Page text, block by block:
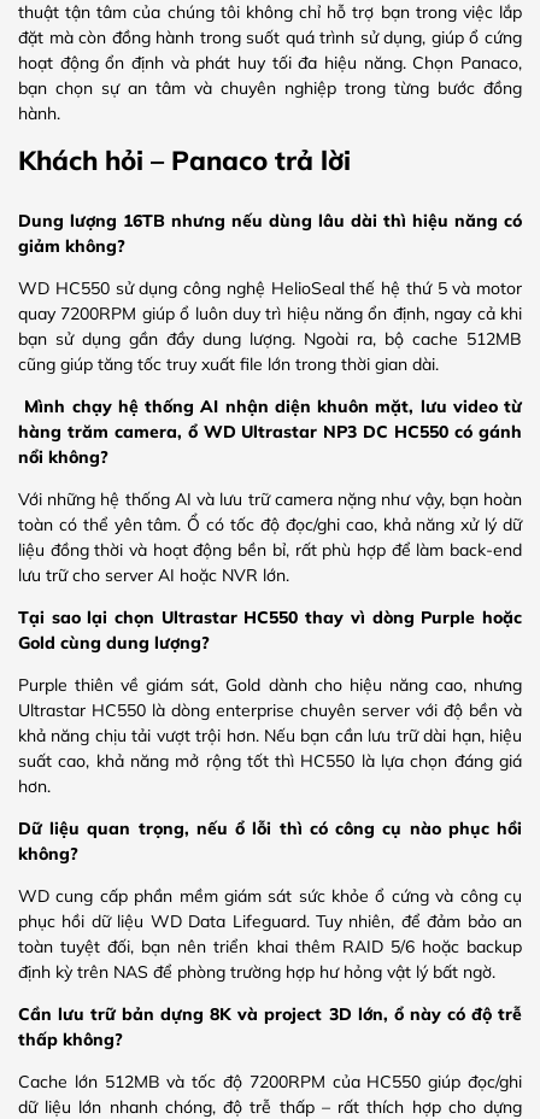
thuật tận tâm của chúng tôi không chỉ hỗ trợ bạn trong việc lắp
đặt mà còn đồng hành trong suốt quá trình sử dụng, giúp ổ cứng
hoạt động ổn định và phát huy tối đa hiệu năng. Chọn Panaco,
bạn chọn sự an tâm và chuyên nghiệp trong từng bước đồng
hành.
Khách hỏi – Panaco trả lời
Dung lượng 16TB nhưng nếu dùng lâu dài thì hiệu năng có
giảm không?
WD HC550 sử dụng công nghệ HelioSeal thế hệ thứ 5 và motor
quay 7200RPM giúp ổ luôn duy trì hiệu năng ổn định, ngay cả khi
bạn sử dụng gần đầy dung lượng. Ngoài ra, bộ cache 512MB
cũng giúp tăng tốc truy xuất file lớn trong thời gian dài.
Mình chạy hệ thống AI nhận diện khuôn mặt, lưu video từ
hàng trăm camera, ổ WD Ultrastar NP3 DC HC550 có gánh
nổi không?
Với những hệ thống AI và lưu trữ camera nặng như vậy, bạn hoàn
toàn có thể yên tâm. Ổ có tốc độ đọc/ghi cao, khả năng xử lý dữ
liệu đồng thời và hoạt động bền bỉ, rất phù hợp để làm back-end
lưu trữ cho server AI hoặc NVR lớn.
Tại sao lại chọn Ultrastar HC550 thay vì dòng Purple hoặc
Gold cùng dung lượng?
Purple thiên về giám sát, Gold dành cho hiệu năng cao, nhưng
Ultrastar HC550 là dòng enterprise chuyên server với độ bền và
khả năng chịu tải vượt trội hơn. Nếu bạn cần lưu trữ dài hạn, hiệu
suất cao, khả năng mở rộng tốt thì HC550 là lựa chọn đáng giá
hơn.
Dữ liệu quan trọng, nếu ổ lỗi thì có công cụ nào phục hồi
không?
WD cung cấp phần mềm giám sát sức khỏe ổ cứng và công cụ
phục hồi dữ liệu WD Data Lifeguard. Tuy nhiên, để đảm bảo an
toàn tuyệt đối, bạn nên triển khai thêm RAID 5/6 hoặc backup
định kỳ trên NAS để phòng trường hợp hư hỏng vật lý bất ngờ.
Cần lưu trữ bản dựng 8K và project 3D lớn, ổ này có độ trễ
thấp không?
Cache lớn 512MB và tốc độ 7200RPM của HC550 giúp đọc/ghi
dữ liệu lớn nhanh chóng, độ trễ thấp – rất thích hợp cho dựng